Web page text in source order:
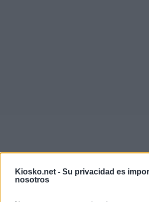
Kiosko.net - Su privacidad es
nosotros